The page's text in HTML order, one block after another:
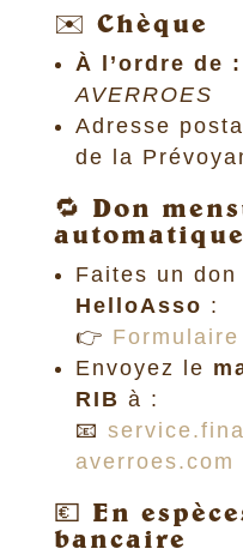
✉️ Chèque
À l’ordre de :
AVERROES
Adresse
de la
🔁 Don
automatique
Faites un
HelloAsso :
👉
Envoyez le
RIB à :
📧
averroes.com
💶 En
bancaire